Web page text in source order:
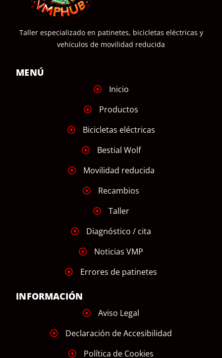
Taller especializado en patinetes, bicicletas eléctricas y
vehículos de movilidad reducida
MENÚ
Inicio
Productos
Bicicletas eléctricas
Bestial Wolf
Movilidad reducida
Recambios
Taller
Diagnóstico / cita
Noticias VMP
Errores de patinetes
INFORMACIÓN
Aviso Legal
Declaración de Accesibilidad
Política de Cookies